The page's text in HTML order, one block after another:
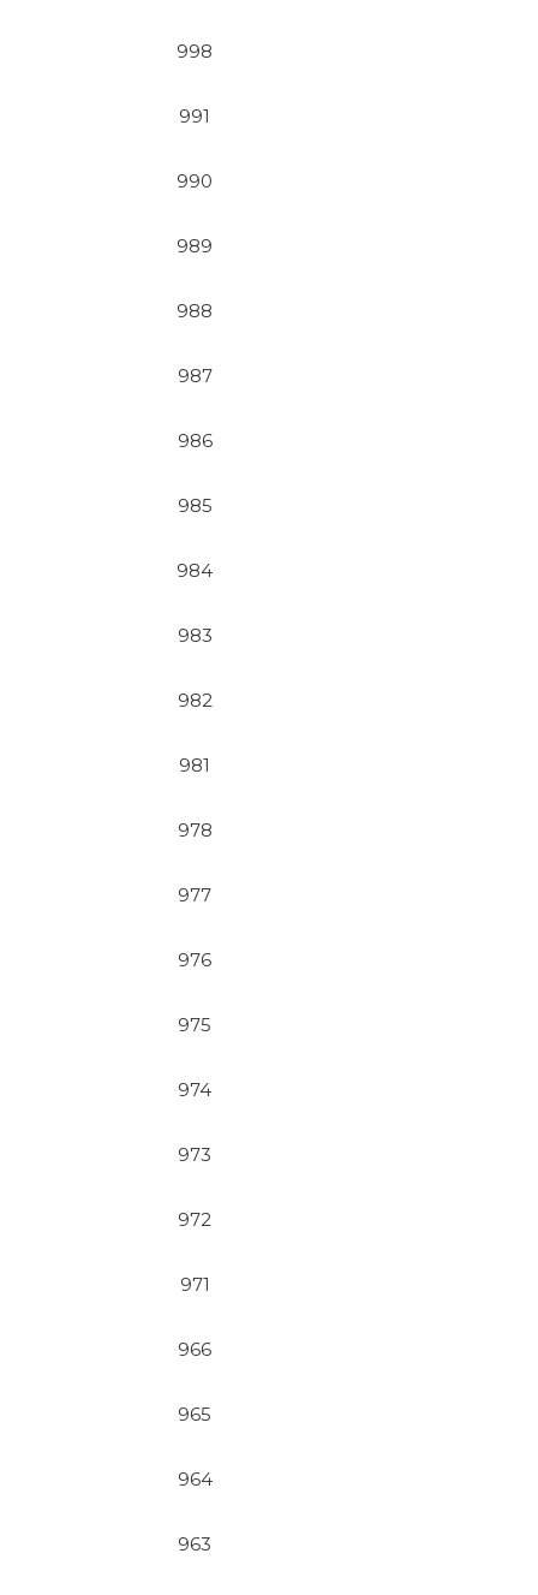
998
991
990
989
988
987
986
985
984
983
982
981
978
977
976
975
974
973
972
971
966
965
964
963